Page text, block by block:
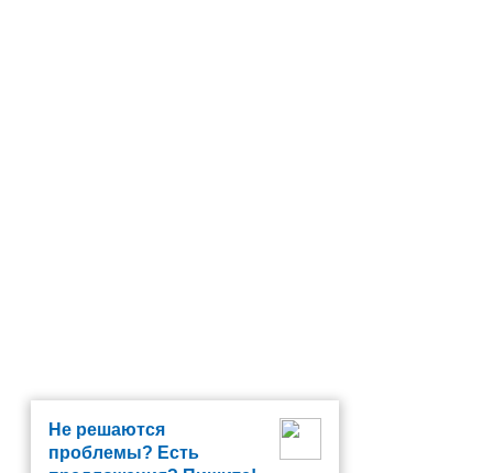
Не решаются
проблемы? Есть